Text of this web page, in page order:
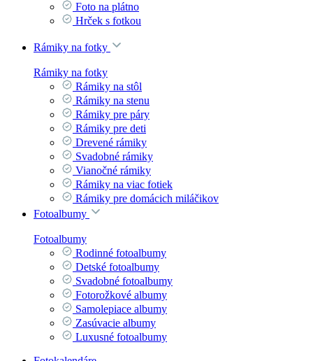
Foto na plátno
Hrček s fotkou
Rámiky na fotky
Rámiky na fotky
Rámiky na stôl
Rámiky na stenu
Rámiky pre páry
Rámiky pre deti
Drevené rámiky
Svadobné rámiky
Vianočné rámiky
Rámiky na viac fotiek
Rámiky pre domácich miláčikov
Fotoalbumy
Fotoalbumy
Rodinné fotoalbumy
Detské fotoalbumy
Svadobné fotoalbumy
Fotorožkové albumy
Samolepiace albumy
Zasúvacie albumy
Luxusné fotoalbumy